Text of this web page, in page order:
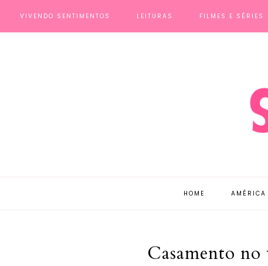
VIVENDO SENTIMENTOS LEITURAS FILMES E SÉRIES
HOME AMÉRICA
Casamento no